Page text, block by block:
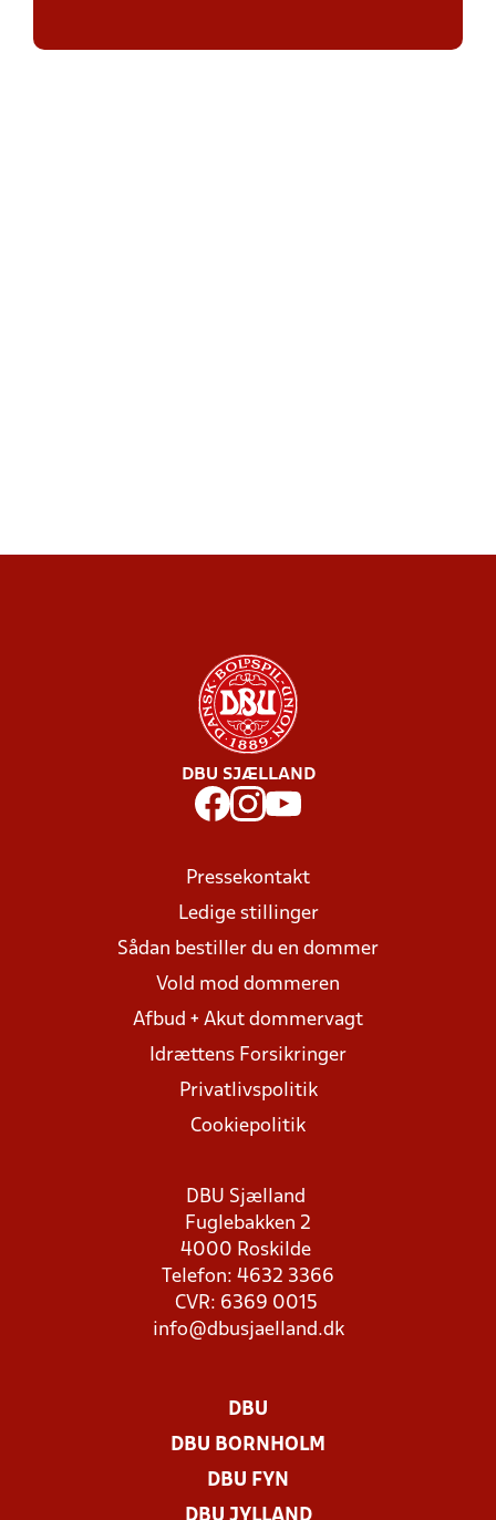
DBU SJÆLLAND
Pressekontakt
Ledige stillinger
Sådan bestiller du en dommer
Vold mod dommeren
Afbud + Akut dommervagt
Idrættens Forsikringer
Privatlivspolitik
Cookiepolitik
DBU Sjælland
Fuglebakken 2
4000 Roskilde
Telefon: 4632 3366
CVR: 6369 0015
info@dbusjaelland.dk
DBU
DBU BORNHOLM
DBU FYN
DBU JYLLAND